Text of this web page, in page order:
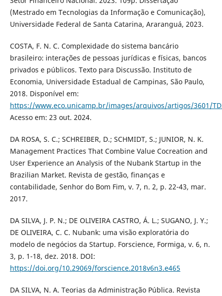
(Mestrado em Tecnologias da Informação e Comunicação),
Universidade Federal de Santa Catarina, Araranguá, 2023.
COSTA, F. N. C. Complexidade do sistema bancário
brasileiro: interações de pessoas jurídicas e físicas, bancos
privados e públicos. Texto para Discussão. Instituto de
Economia, Universidade Estadual de Campinas, São Paulo,
2018. Disponível em:
https://www.eco.unicamp.br/images/arquivos/artigos/3601/
Acesso em: 23 out. 2024.
DA ROSA, S. C.; SCHREIBER, D.; SCHMIDT, S.; JUNIOR, N. K.
Management Practices That Combine Value Cocreation and
User Experience an Analysis of the Nubank Startup in the
Brazilian Market. Revista de gestão, finanças e
contabilidade, Senhor do Bom Fim, v. 7, n. 2, p. 22-43, mar.
2017.
DA SILVA, J. P. N.; DE OLIVEIRA CASTRO, Á. L.; SUGANO, J. Y.;
DE OLIVEIRA, C. C. Nubank: uma visão exploratória do
modelo de negócios da Startup. Forscience, Formiga, v. 6, n.
3, p. 1-18, dez. 2018. DOI:
https://doi.org/10.29069/forscience.2018v6n3.e465
DA SILVA, N. A. Teorias da Administração Pública. Revista